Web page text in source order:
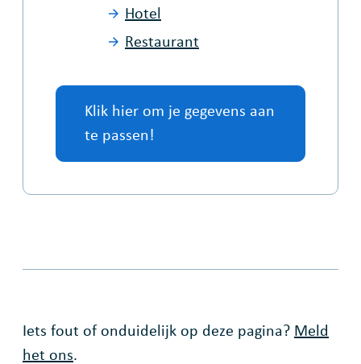
Hotel
Restaurant
Klik hier om je gegevens aan
te passen!
Fout op deze pagina
Iets fout of onduidelijk op deze pagina? Meld
het ons.